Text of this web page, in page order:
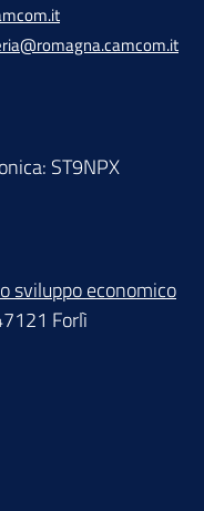
ST9NPX
sviluppo economico
Forlì